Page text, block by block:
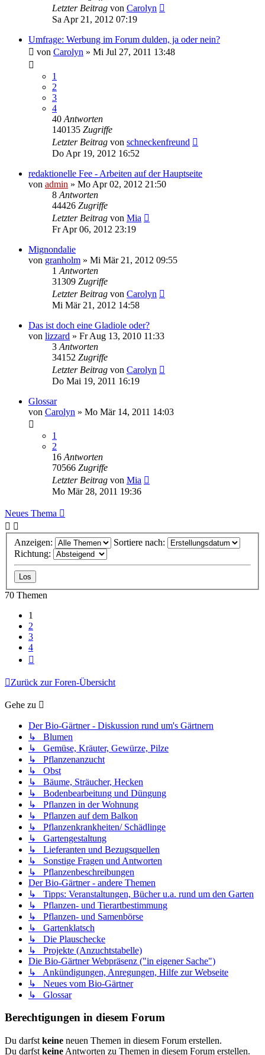
Letzter Beitrag von Carolyn
Sa Apr 21, 2012 07:19
Umfrage: Werbung im Forum dulden, ja oder nein?
von Carolyn » Mi Jul 27, 2011 13:48
1
2
3
4
40 Antworten
140135 Zugriffe
Letzter Beitrag von schneckenfreund
Do Apr 19, 2012 16:52
redaktionelle Fee - Arbeiten auf der Hauptseite
von admin » Mo Apr 02, 2012 21:50
8 Antworten
44426 Zugriffe
Letzter Beitrag von Mia
Fr Apr 06, 2012 23:19
Mignondalie
von granholm » Mi Mär 21, 2012 09:55
1 Antworten
31309 Zugriffe
Letzter Beitrag von Carolyn
Mi Mär 21, 2012 14:58
Das ist doch eine Gladiole oder?
von lizzard » Fr Aug 13, 2010 11:33
3 Antworten
34152 Zugriffe
Letzter Beitrag von Carolyn
Do Mai 19, 2011 16:19
Glossar
von Carolyn » Mo Mär 14, 2011 14:03
1
2
16 Antworten
70566 Zugriffe
Letzter Beitrag von Mia
Mo Mär 28, 2011 19:36
Neues Thema
Anzeigen:
Sortiere nach:
Richtung:
70 Themen
1
2
3
4
Zurück zur Foren-Übersicht
Gehe zu
Der Bio-Gärtner - Diskussion rund um's Gärtnern
↳ Blumen
↳ Gemüse, Kräuter, Gewürze, Pilze
↳ Pflanzenanzucht
↳ Obst
↳ Bäume, Sträucher, Hecken
↳ Bodenbearbeitung und Düngung
↳ Pflanzen in der Wohnung
↳ Pflanzen auf dem Balkon
↳ Pflanzenkrankheiten/ Schädlinge
↳ Gartengestaltung
↳ Lieferanten und Bezugsquellen
↳ Sonstige Fragen und Antworten
↳ Pflanzenbeschreibungen
Der Bio-Gärtner - andere Themen
↳ Tipps: Veranstaltungen, Bücher u.a. rund um den Garten
↳ Pflanzen- und Tierartbestimmung
↳ Pflanzen- und Samenbörse
↳ Gartenklatsch
↳ Die Plauschecke
↳ Projekte (Anzuchtstabelle)
Die Bio-Gärtner Webpräsenz ("in eigener Sache")
↳ Ankündigungen, Anregungen, Hilfe zur Webseite
↳ Neues vom Bio-Gärtner
↳ Glossar
Berechtigungen in diesem Forum
Du darfst keine neuen Themen in diesem Forum erstellen.
Du darfst keine Antworten zu Themen in diesem Forum erstellen.